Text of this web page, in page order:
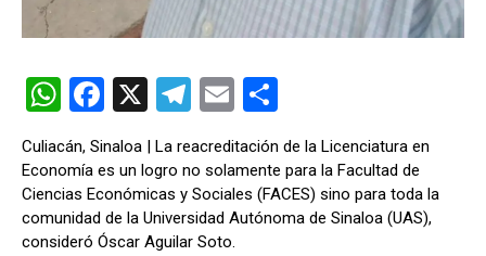
W
h
at
s
A
F
a
ce
b
o
X
T
e
gr
a
E
m
ail
o
m
p
ar
Culiacán, Sinaloa | La reacreditación de la Licenciatura en
Economía es un logro no solamente para la Facultad de
Ciencias Económicas y Sociales (FACES) sino para toda la
comunidad de la Universidad Autónoma de Sinaloa (UAS),
consideró Óscar Aguilar Soto.